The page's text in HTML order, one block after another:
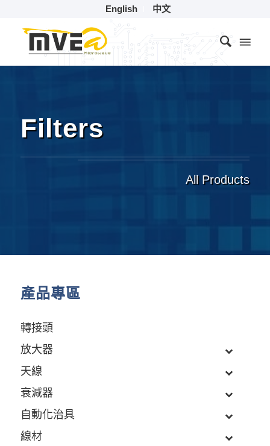
English 中文
Filters
All Products
產品專區
轉接頭
放大器
天線
衰減器
自動化治具
線材